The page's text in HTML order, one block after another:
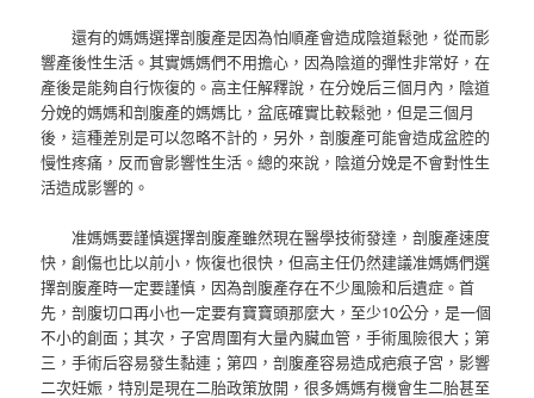
還有的媽媽選擇剖腹產是因為怕順產會造成陰道鬆弛，從而影
響產後性生活。其實媽媽們不用擔心，因為陰道的彈性非常好，在
產後是能夠自行恢復的。高主任解釋說，在分娩后三個月內，陰道
分娩的媽媽和剖腹產的媽媽比，盆底確實比較鬆弛，但是三個月
後，這種差別是可以忽略不計的，另外，剖腹產可能會造成盆腔的
慢性疼痛，反而會影響性生活。總的來說，陰道分娩是不會對性生
活造成影響的。
准媽媽要謹慎選擇剖腹產雖然現在醫學技術發達，剖腹產速度
快，創傷也比以前小，恢復也很快，但高主任仍然建議准媽媽們選
擇剖腹產時一定要謹慎，因為剖腹產存在不少風險和后遺症。首
先，剖腹切口再小也一定要有寶寶頭那麼大，至少10公分，是一個
不小的創面；其次，子宮周圍有大量內臟血管，手術風險很大；第
三，手術后容易發生黏連；第四，剖腹產容易造成疤痕子宮，影響
二次妊娠，特別是現在二胎政策放開，很多媽媽有機會生二胎甚至